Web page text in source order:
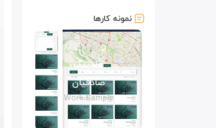
نمونه کارها
هلدینگ
صادقیان
Work Sample